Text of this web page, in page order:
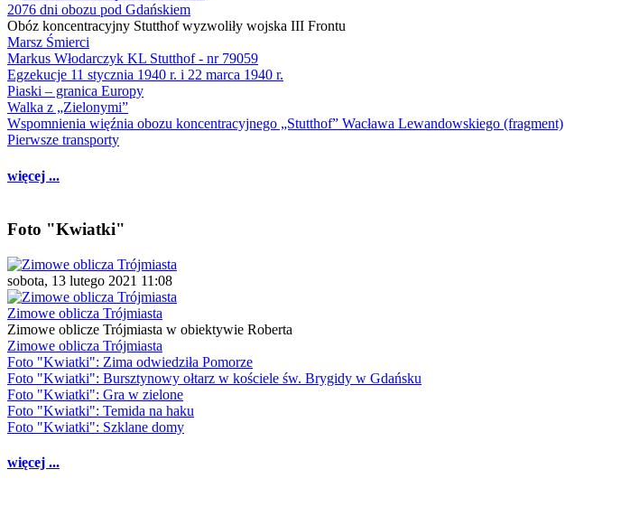
2076 dni obozu pod Gdańskiem
Obóz koncentracyjny Stutthof wyzwoliły wojska III Frontu
Marsz Śmierci
Markus Włodarczyk KL Stutthof - nr 79059
Egzekucje 11 stycznia 1940 r. i 22 marca 1940 r.
Piaski – granica Europy
Walka z „Zielonymi”
Wspomnienia więźnia obozu koncentracyjnego „Stutthof” Wacława Lewandowskiego (fragment)
Pierwsze transporty
więcej ...
Foto "Kwiatki"
sobota, 13 lutego 2021 11:08
Zimowe oblicza Trójmiasta
Zimowe oblicze Trójmiasta w obiektywie Roberta
Zimowe oblicza Trójmiasta
Foto "Kwiatki": Zima odwiedziła Pomorze
Foto "Kwiatki": Bursztynowy ołtarz w kościele św. Brygidy w Gdańsku
Foto "Kwiatki": Gra w zielone
Foto "Kwiatki": Temida na haku
Foto "Kwiatki": Szklane domy
więcej ...